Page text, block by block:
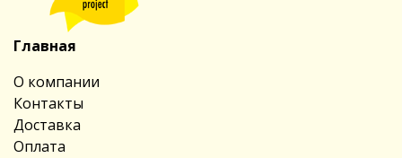
Главная
О компании
Контакты
Доставка
Оплата